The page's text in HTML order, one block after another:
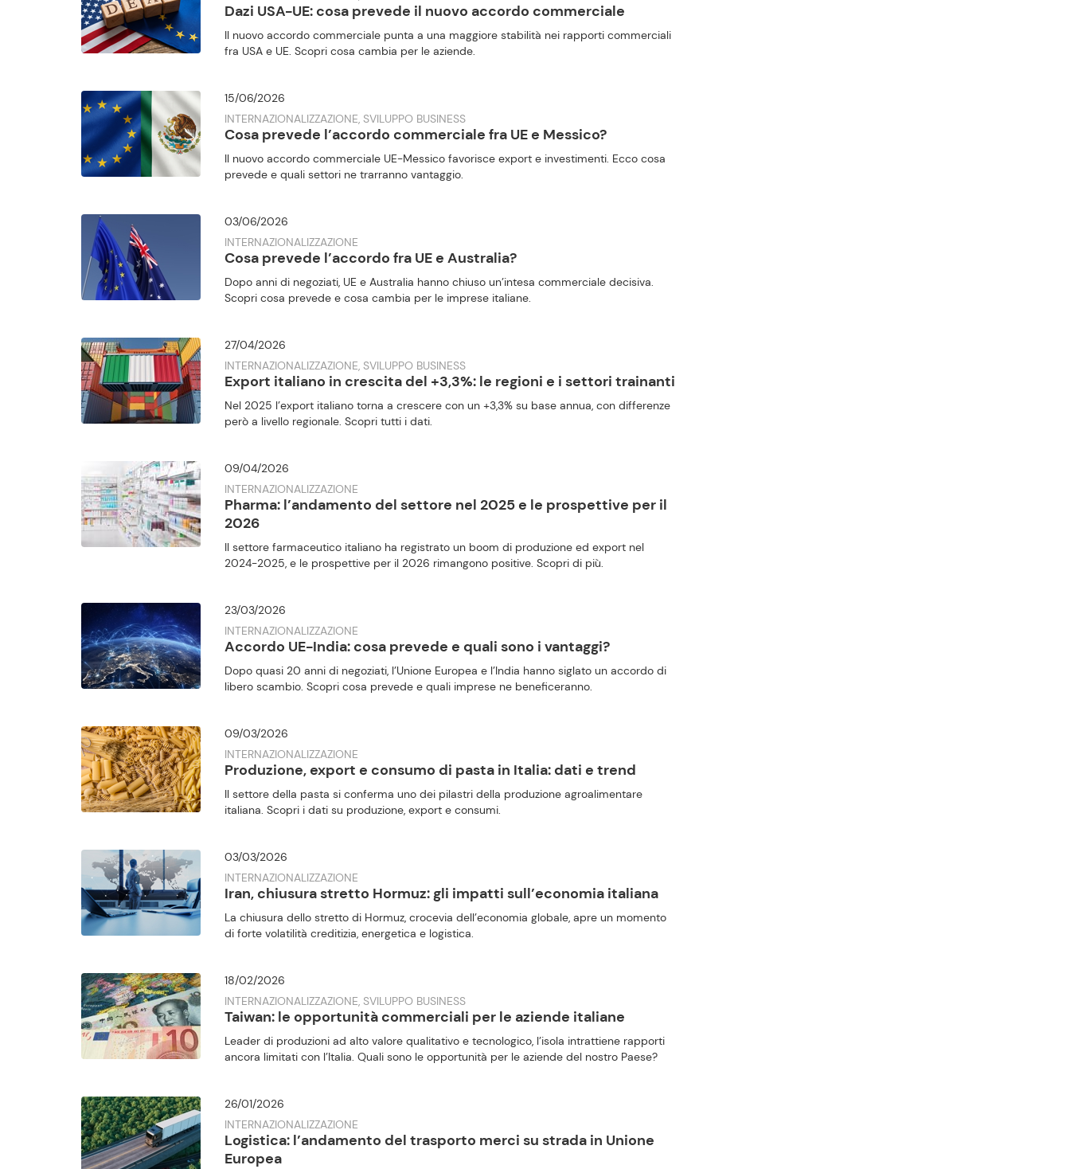
Dazi USA-UE: cosa prevede il nuovo accordo commerciale
Il nuovo accordo commerciale punta a una maggiore stabilità nei rapporti commerciali
fra USA e UE. Scopri cosa cambia per le aziende.
15/06/2026
INTERNAZIONALIZZAZIONE, SVILUPPO BUSINESS
Cosa prevede l’accordo commerciale fra UE e Messico?
Il nuovo accordo commerciale UE-Messico favorisce export e investimenti. Ecco cosa
prevede e quali settori ne trarranno vantaggio.
03/06/2026
INTERNAZIONALIZZAZIONE
Cosa prevede l’accordo fra UE e Australia?
Dopo anni di negoziati, UE e Australia hanno chiuso un’intesa commerciale decisiva.
Scopri cosa prevede e cosa cambia per le imprese italiane.
27/04/2026
INTERNAZIONALIZZAZIONE, SVILUPPO BUSINESS
Export italiano in crescita del +3,3%: le regioni e i settori trainanti
Nel 2025 l’export italiano torna a crescere con un +3,3% su base annua, con differenze
però a livello regionale. Scopri tutti i dati.
09/04/2026
INTERNAZIONALIZZAZIONE
Pharma: l’andamento del settore nel 2025 e le prospettive per il
2026
Il settore farmaceutico italiano ha registrato un boom di produzione ed export nel
2024-2025, e le prospettive per il 2026 rimangono positive. Scopri di più.
23/03/2026
INTERNAZIONALIZZAZIONE
Accordo UE-India: cosa prevede e quali sono i vantaggi?
Dopo quasi 20 anni di negoziati, l’Unione Europea e l’India hanno siglato un accordo di
libero scambio. Scopri cosa prevede e quali imprese ne beneficeranno.
09/03/2026
INTERNAZIONALIZZAZIONE
Produzione, export e consumo di pasta in Italia: dati e trend
Il settore della pasta si conferma uno dei pilastri della produzione agroalimentare
italiana. Scopri i dati su produzione, export e consumi.
03/03/2026
INTERNAZIONALIZZAZIONE
Iran, chiusura stretto Hormuz: gli impatti sull’economia italiana
La chiusura dello stretto di Hormuz, crocevia dell’economia globale, apre un momento
di forte volatilità creditizia, energetica e logistica.
18/02/2026
INTERNAZIONALIZZAZIONE, SVILUPPO BUSINESS
Taiwan: le opportunità commerciali per le aziende italiane
Leader di produzioni ad alto valore qualitativo e tecnologico, l’isola intrattiene rapporti
ancora limitati con l’Italia. Quali sono le opportunità per le aziende del nostro Paese?
26/01/2026
INTERNAZIONALIZZAZIONE
Logistica: l’andamento del trasporto merci su strada in Unione
Europea